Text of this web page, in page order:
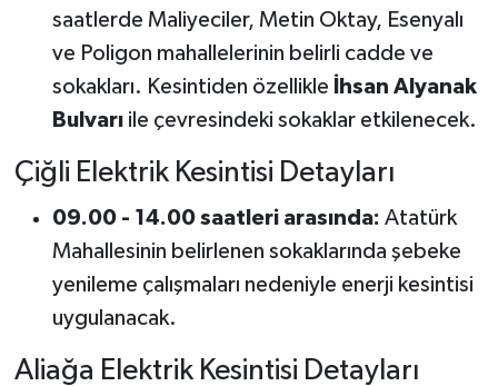
saatlerde Maliyeciler, Metin Oktay, Esenyalı
ve Poligon mahallelerinin belirli cadde ve
sokakları. Kesintiden özellikle
İhsan Alyanak
Bulvarıile çevresindeki sokaklar etkilenecek.
Çiğli Elektrik Kesintisi Detayları
09.00 - 14.00 saatleri arasında: Atatürk
Mahallesinin belirlenen sokaklarında şebeke
yenileme çalışmaları nedeniyle enerji kesintisi
uygulanacak.
Aliağa Elektrik Kesintisi Detayları